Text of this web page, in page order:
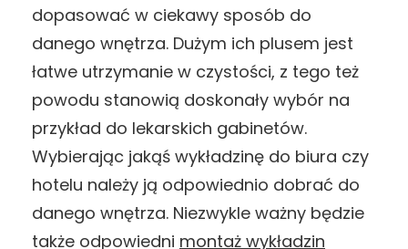
dopasować w ciekawy sposób do
danego wnętrza. Dużym ich plusem jest
łatwe utrzymanie w czystości, z tego też
powodu stanowią doskonały wybór na
przykład do lekarskich gabinetów.
Wybierając jakąś wykładzinę do biura czy
hotelu należy ją odpowiednio dobrać do
danego wnętrza. Niezwykle ważny będzie
także odpowiedni montaż wykładzin